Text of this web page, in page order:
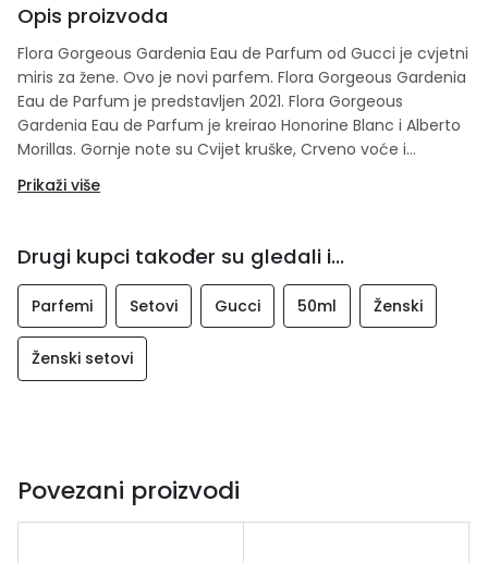
Opis proizvoda
Flora Gorgeous Gardenia Eau de Parfum od Gucci je cvjetni
miris za žene. Ovo je novi parfem. Flora Gorgeous Gardenia
Eau de Parfum je predstavljen 2021. Flora Gorgeous
Gardenia Eau de Parfum je kreirao Honorine Blanc i Alberto
Morillas. Gornje note su Cvijet kruške, Crveno voće i
Frangipani; bazne note su Smeđi šećer i pačuli.
Prikaži više
Drugi kupci također su gledali i...
Parfemi Setovi Gucci 50ml Ženski
Ženski setovi
Povezani proizvodi